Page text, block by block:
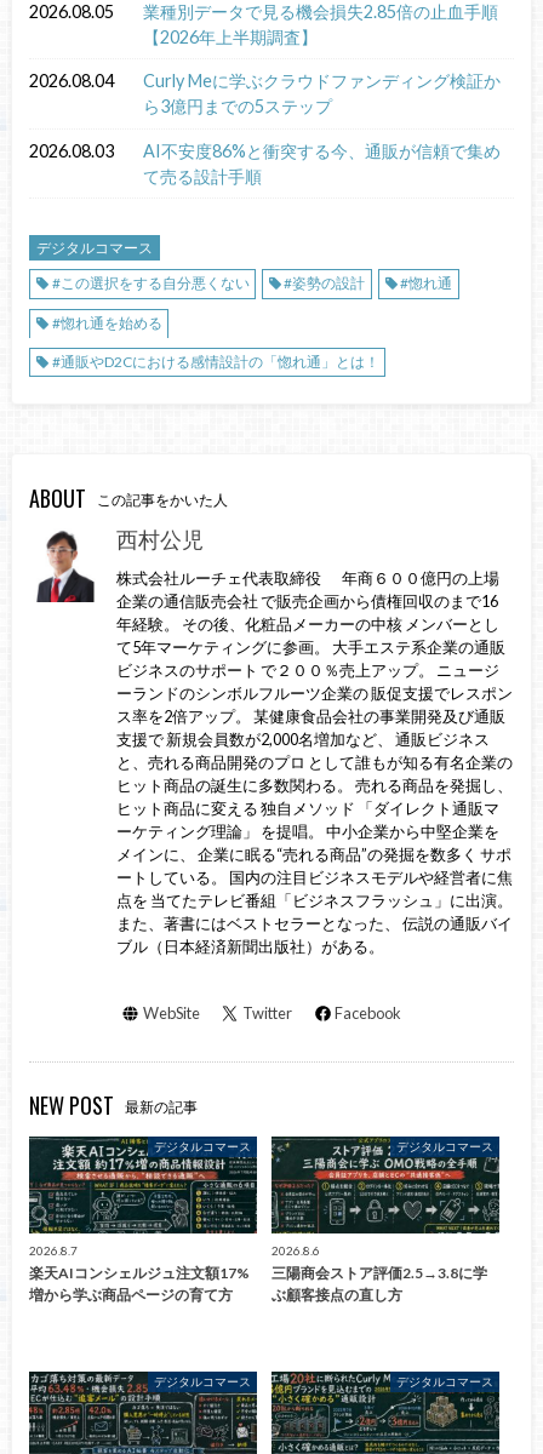
2026.08.05
業種別データで見る機会損失2.85倍の止血手順
【2026年上半期調査】
2026.08.04
Curly Meに学ぶクラウドファンディング検証か
ら3億円までの5ステップ
2026.08.03
AI不安度86%と衝突する今、通販が信頼で集め
て売る設計手順
デジタルコマース
#この選択をする自分悪くない
#姿勢の設計 #惚れ通
#惚れ通を始める
#通販やD2Cにおける感情設計の「惚れ通」とは！
ABOUT この記事をかいた人
西村公児
株式会社ルーチェ代表取締役 年商６００億円の上場
企業の通信販売会社 で販売企画から債権回収のまで16
年経験。 その後、化粧品メーカーの中核 メンバーとし
て5年マーケティングに参画。 大手エステ系企業の通販
ビジネスのサポート で２００％売上アップ。 ニュージ
ーランドのシンボルフルーツ企業の 販促支援でレスポン
ス率を2倍アップ。 某健康食品会社の事業開発及び通販
支援で 新規会員数が2,000名増加など、 通販ビジネス
と、売れる商品開発のプロ として誰もが知る有名企業の
ヒット商品の誕生に多数関わる。 売れる商品を発掘し、
ヒット商品に変える 独自メソッド 「ダイレクト通販マ
ーケティング理論」 を提唱。 中小企業から中堅企業を
メインに、 企業に眠る“売れる商品”の発掘を数多く サポ
ートしている。 国内の注目ビジネスモデルや経営者に焦
点を 当てたテレビ番組「ビジネスフラッシュ」に出演。
また、著書にはベストセラーとなった、 伝説の通販バイ
ブル（日本経済新聞出版社）がある。
WebSite Twitter Facebook
NEW POST 最新の記事
デジタルコマース
2026.8.7
楽天AIコンシェルジュ注文額17%
増から学ぶ商品ページの育て方
デジタルコマース
2026.8.6
三陽商会ストア評価2.5→3.8に学
ぶ顧客接点の直し方
デジタルコマース デジタルコマース